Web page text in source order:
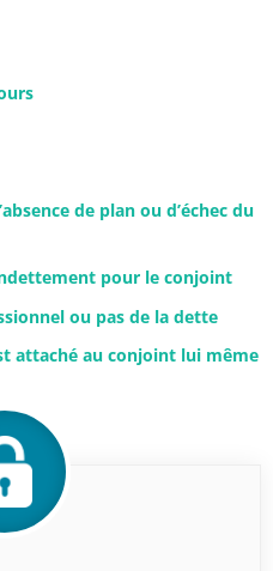
de plan ou d’échec du
pour le conjoint
ou pas de la dette
attaché au conjoint lui même